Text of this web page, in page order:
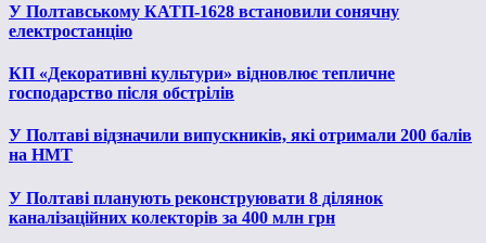
У Полтавському КАТП-1628 встановили сонячну
електростанцію
КП «Декоративні культури» відновлює тепличне
господарство після обстрілів
У Полтаві відзначили випускників, які отримали 200 балів
на НМТ
У Полтаві планують реконструювати 8 ділянок
каналізаційних колекторів за 400 млн грн